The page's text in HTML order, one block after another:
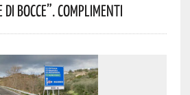
Bocce”. Complimenti